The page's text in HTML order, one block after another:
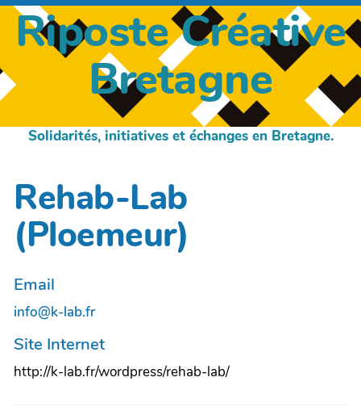
Riposte Créative
Bretagne
Solidarités, initiatives et échanges en Bretagne.
Rehab-Lab
(Ploemeur)
Email
info@k-lab.fr
Site Internet
http://k-lab.fr/wordpress/rehab-lab/